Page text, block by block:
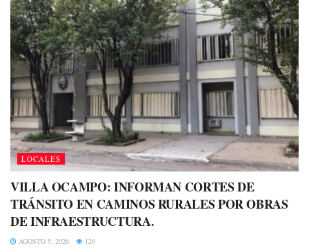
LOCALES
VILLA OCAMPO: INFORMAN CORTES DE
TRÁNSITO EN CAMINOS RURALES POR OBRAS
DE INFRAESTRUCTURA.
AGOSTO 5, 2026 120